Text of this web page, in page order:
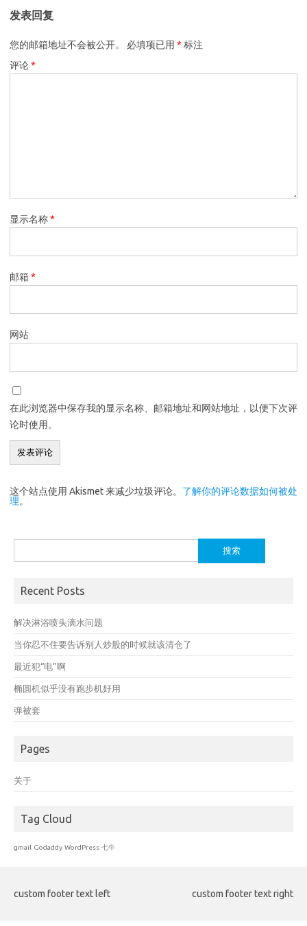
发表回复
您的邮箱地址不会被公开。 必填项已用 * 标注
评论*
显示名称*
邮箱*
网站
在此浏览器中保存我的显示名称、邮箱地址和网站地址，以便下次评
论时使用。
这个站点使用 Akismet 来减少垃圾评论。 了解你的评论数据如何被处
理。
索：
Recent Posts
解决淋浴喷头滴水问题
当你忍不住要告诉别人炒股的时候就该清仓了
最近犯“电”啊
椭圆机似乎没有跑步机好用
弹被套
Pages
关于
Tag Cloud
gmail Godaddy WordPress 七牛
custom footer text left custom footer text right